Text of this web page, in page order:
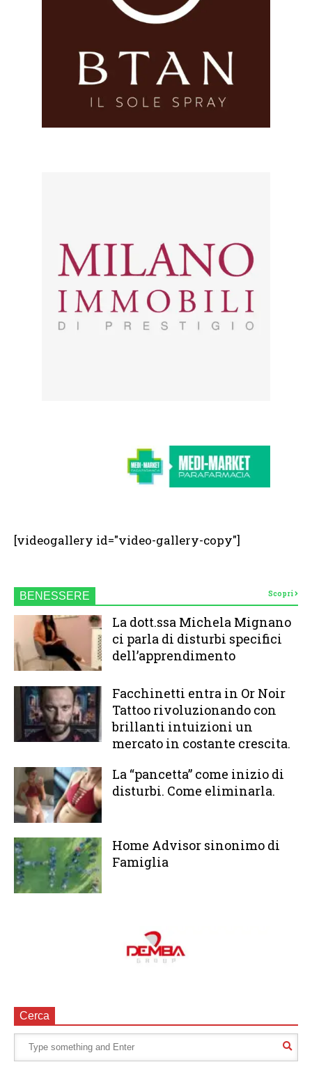
[videogallery id="video-gallery-copy"]
BENESSERE Scopri
La dott.ssa Michela Mignano
ci parla di disturbi specifici
dell’apprendimento
Facchinetti entra in Or Noir
Tattoo rivoluzionando con
brillanti intuizioni un
mercato in costante crescita.
La “pancetta” come inizio di
disturbi. Come eliminarla.
Home Advisor sinonimo di
Famiglia
Cerca